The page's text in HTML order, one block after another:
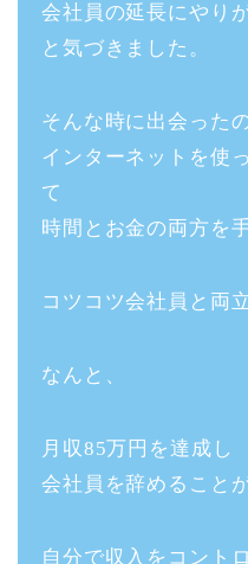
会社員の延長にやり
と気づきました。
そんな時に出会った
インターネットを使
て
時間とお金の両方を
コツコツ会社員と両
なんと、
月収85万円を達成し
会社員を辞めること
自分で収入をコント